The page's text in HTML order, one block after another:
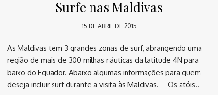
Surfe nas Maldivas
15 DE ABRIL DE 2015
As Maldivas tem 3 grandes zonas de surf, abrangendo uma
região de mais de 300 milhas náuticas da latitude 4N para
baixo do Equador. Abaixo algumas informações para quem
deseja incluir surf durante a visita às Maldivas. ⠀ Os atóis…